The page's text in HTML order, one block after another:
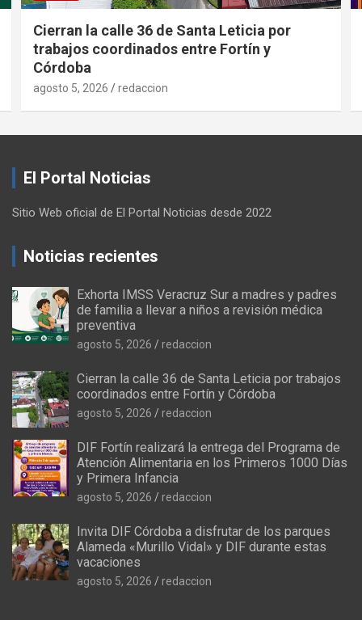
Cierran la calle 36 de Santa Leticia por
trabajos coordinados entre Fortín y
Córdoba
agosto 5, 2026 redaccion
El Portal Noticias
Sitio Web oficial de El Portal Noticias desde 2022
Noticias recientes
Exhorta IMSS Veracruz Sur a madres y padres
de familia a llevar a niños a revisión médica
preventiva
agosto 5, 2026 redaccion
Cierran la calle 36 de Santa Leticia por trabajos
coordinados entre Fortín y Córdoba
agosto 5, 2026 redaccion
DIF Fortín realizará la entrega del Programa de
Atención Alimentaria en los Primeros 1000 Días
y Primera Infancia
agosto 5, 2026 redaccion
Invita DIF Córdoba a disfrutar de los parques
Alameda «Murillo Vidal» y DIF durante estas
vacaciones
agosto 5, 2026 redaccion